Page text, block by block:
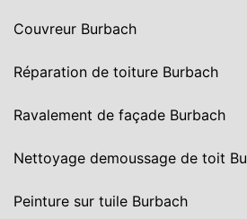
Couvreur Burbach
Réparation de toiture Burbach
Ravalement de façade Burbach
Nettoyage demoussage de toit
Peinture sur tuile Burbach